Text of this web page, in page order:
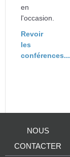
en
l'occasion.
Revoir
les
conférences...
NOUS
CONTACTER